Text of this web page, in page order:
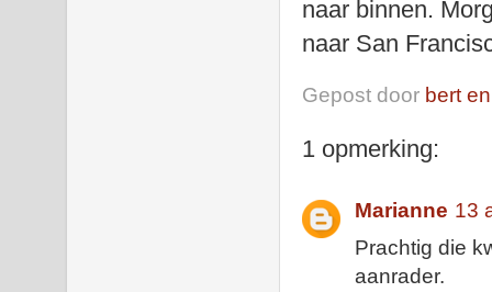
naar binnen.
naar San
Gepost door bert
1 opmerking:
Marianne 13
Prachtig die
aanrader.